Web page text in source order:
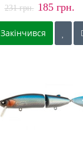
231 грн. 185 грн.
Закінчився